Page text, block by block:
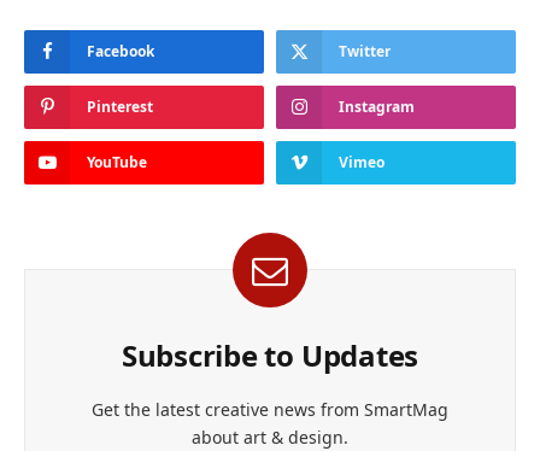
Facebook Twitter
Pinterest Instagram
YouTube Vimeo
Subscribe to Updates
Get the latest creative news from SmartMag
about art & design.